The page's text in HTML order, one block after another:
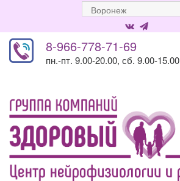
8-966-778-71-69
пн.-пт. 9.00-20.00, сб. 9.00-15.00